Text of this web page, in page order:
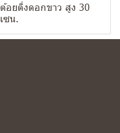
ต้อยติ่งดอกขาว สูง 30
เซน.